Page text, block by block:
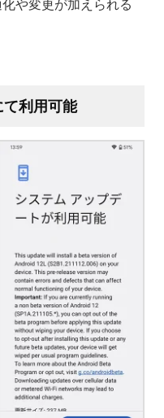
や変更が加えられる
利用可能